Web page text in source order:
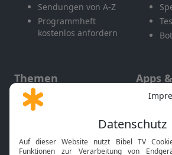
Sendungen von A-Z
Programmheft
kostenlos anfordern
Themen
Gott und Bibel erklärt
Neuigkeiten
Apps